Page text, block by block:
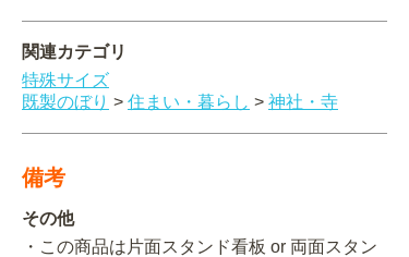
関連カテゴリ
特殊サイズ
既製のぼり > 住まい・暮らし > 神社・寺
備考
その他
・この商品は片面スタンド看板 or 両面スタン